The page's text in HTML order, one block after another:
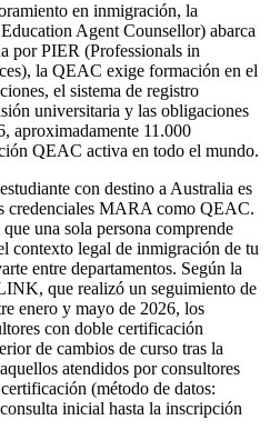
en inmigración, la
Agent Counsellor) abarca
por PIER (Professionals in
la QEAC exige formación en el
el sistema de registro
universitaria y las obligaciones
aproximadamente 11.000
QEAC activa en todo el mundo.
con destino a Australia es
credenciales MARA como QEAC.
una sola persona comprende
contexto legal de inmigración de tu
entre departamentos. Según la
que realizó un seguimiento de
enero y mayo de 2026, los
con doble certificación
de cambios de curso tras la
atendidos por consultores
(método de datos:
inicial hasta la inscripción